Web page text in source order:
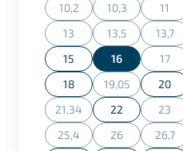
10,2
(Cette action n'est
10,3
(Cette action
11
13
(Cette action n'est
13,5
(Cette action
13,7
15 16 17
18 19,05
(Cette action
20
21,34
(Cette action n'est
22 23
25,4
(Cette action n'est
26
(Cette action
26,7